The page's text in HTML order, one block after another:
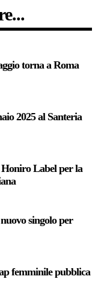
torna a Roma
2025 al Santeria
Label per la
singolo per
femminile pubblica